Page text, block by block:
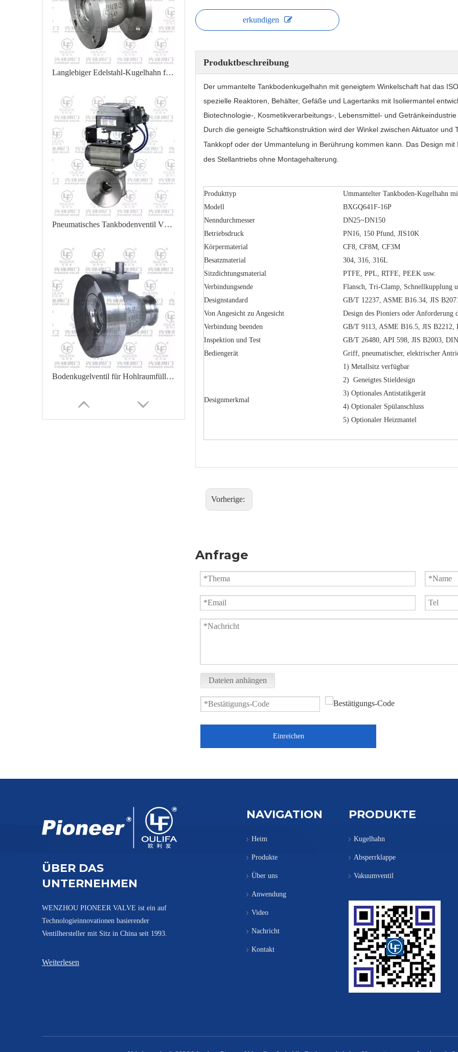
Langlebiger Edelstahl-Kugelhahn für industrielle Anwendungen
Pneumatisches Tankbodenventil VPGQ81F
Bodenkugelventil für Hohlraumfülltank GQ8c1F
Pneumatisch betätigtes Tankbodenventil XGQ641F
erkundigen
Produktbeschreibung
Der ummantelte Tankbodenkugelhahn mit geneigtem Winkelschaft hat das
spezielle Reaktoren, Behälter, Gefäße und Lagertanks mit Isoliermantel
Biotechnologie-, Kosmetikverarbeitungs-, Lebensmittel- und
Durch die geneigte Schaftkonstruktion wird der Winkel zwischen Aktuator
Tankkopf oder der Ummantelung in Berührung kommen kann. Das Design
des Stellantriebs ohne Montagehalterung.
Produkttyp
Ummantelter Tankboden-Kugelhahn
Modell
BXGQ641F-16P
Nenndurchmesser
DN25~DN150
Betriebsdruck
PN16, 150 Pfund, JIS10K
Körpermaterial
CF8, CF8M, CF3M
Besatzmaterial
304, 316, 316L
Sitzdichtungsmaterial
PTFE, PPL, RTFE, PEEK usw.
Verbindungsende
Flansch, Tri-Clamp, Schnellkupplung
Designstandard
GB/T 12237, ASME B16.34, JIS
Von Angesicht zu Angesicht
Design des Pioniers oder Anforderung
Verbindung beenden
GB/T 9113, ASME B16.5, JIS B2212,
Inspektion und Test
GB/T 26480, API 598, JIS B2003,
Bediengerät
Griff, pneumatischer, elektrischer
Designmerkmal
1) Metallsitz verfügbar
2) Geneigtes Stieldesign
3) Optionales Antistatikgerät
4) Optionaler Spülanschluss
5) Optionaler Heizmantel
Vorherige:
Anfrage
Dateien anhängen
Einreichen
ÜBER DAS
UNTERNEHMEN
WENZHOU PIONEER VALVE ist ein auf
Technologieinnovationen basierender
Ventilhersteller mit Sitz in China seit 1993.
Weiterlesen
NAVIGATION
Heim
Produkte
Über uns
Anwendung
Video
Nachricht
Kontakt
PRODUKTE
Kugelhahn
Absperrklappe
Vakuumventil